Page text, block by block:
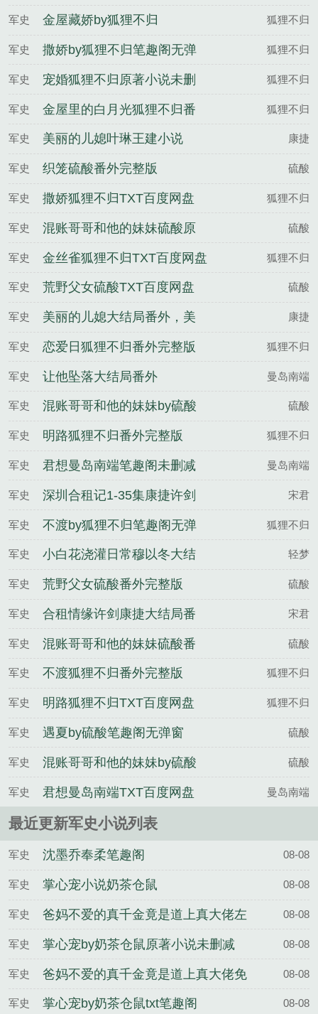
军史 金屋藏娇by狐狸不归 狐狸不归
军史
撒娇by狐狸不归笔趣阁无弹
窗
狐狸不归
军史
宠婚狐狸不归原著小说未删
减
狐狸不归
军史
金屋里的白月光狐狸不归番
外完整版
狐狸不归
军史 美丽的儿媳叶琳王建小说 康捷
军史 织笼硫酸番外完整版 硫酸
军史 撒娇狐狸不归TXT百度网盘 狐狸不归
军史
混账哥哥和他的妹妹硫酸原
著小说未删减
硫酸
军史 金丝雀狐狸不归TXT百度网盘 狐狸不归
军史 荒野父女硫酸TXT百度网盘 硫酸
军史
美丽的儿媳大结局番外，美
丽的儿媳笔趣阁未删减，美
丽的儿媳TXT百度网盘
康捷
军史 恋爱日狐狸不归番外完整版 狐狸不归
军史 让他坠落大结局番外 曼岛南端
军史 混账哥哥和他的妹妹by硫酸 硫酸
军史 明路狐狸不归番外完整版 狐狸不归
军史 君想曼岛南端笔趣阁未删减 曼岛南端
军史
深圳合租记1-35集康捷许剑
小雯TXT百度网盘
宋君
军史
不渡by狐狸不归笔趣阁无弹
窗
狐狸不归
军史
小白花浇灌日常穆以冬大结
局番外
轻梦
军史 荒野父女硫酸番外完整版 硫酸
军史
合租情缘许剑康捷大结局番
外
宋君
军史
混账哥哥和他的妹妹硫酸番
外完整版
硫酸
军史 不渡狐狸不归番外完整版 狐狸不归
军史 明路狐狸不归TXT百度网盘 狐狸不归
军史 遇夏by硫酸笔趣阁无弹窗 硫酸
军史
混账哥哥和他的妹妹by硫酸
笔趣阁无弹窗
硫酸
军史 君想曼岛南端TXT百度网盘 曼岛南端
最近更新军史小说列表
军史 沈墨乔奉柔笔趣阁 08-08
军史 掌心宠小说奶茶仓鼠 08-08
军史
爸妈不爱的真千金竟是道上真大佬左
雾林宁
08-08
军史 掌心宠by奶茶仓鼠原著小说未删减 08-08
军史
爸妈不爱的真千金竟是道上真大佬免
费完整版
08-08
军史 掌心宠by奶茶仓鼠txt笔趣阁 08-08